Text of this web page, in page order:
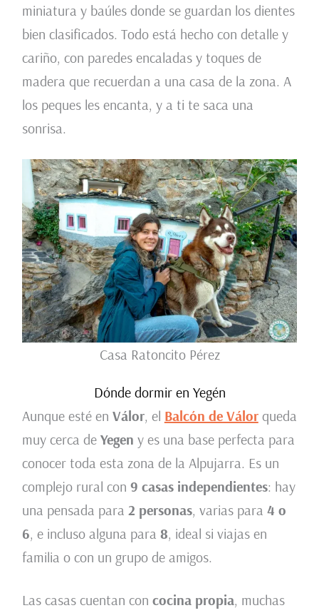
miniatura y baúles donde se guardan los dientes
bien clasificados. Todo está hecho con detalle y
cariño, con paredes encaladas y toques de
madera que recuerdan a una casa de la zona. A
los peques les encanta, y a ti te saca una
sonrisa.
Casa Ratoncito Pérez
Dónde dormir en Yegén
Aunque esté en Válor, el Balcón de Válorqueda
muy cerca de Yegen y es una base perfecta para
conocer toda esta zona de la Alpujarra. Es un
complejo rural con 9 casas independientes: hay
una pensada para 2 personas, varias para 4 o
6, e incluso alguna para 8, ideal si viajas en
familia o con un grupo de amigos.
Las casas cuentan con cocina propia, muchas